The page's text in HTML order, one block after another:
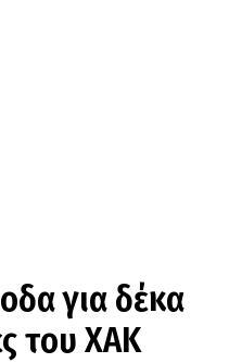
για δέκα
του ΧΑΚ